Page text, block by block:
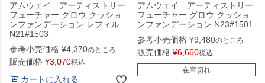
アムウェイ アーティストリー
フューチャー グロウ クッショ
ンファンデーション レフィル
N21#1503
参考小売価格 ¥4,370のところ
販売価格 ¥3,070税込
カートに入れる
アムウェイ アーティストリー
フューチャー グロウ クッショ
ンファンデーション N23#1501
参考小売価格 ¥9,480のところ
販売価格 ¥6,660税込
在庫切れ